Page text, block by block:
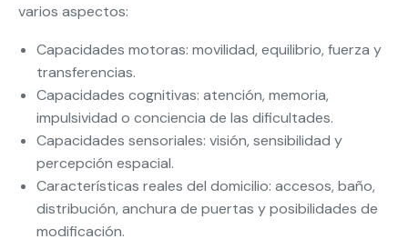
varios aspectos:
Capacidades motoras: movilidad, equilibrio, fuerza y
transferencias.
Capacidades cognitivas: atención, memoria,
impulsividad o conciencia de las dificultades.
Capacidades sensoriales: visión, sensibilidad y
percepción espacial.
Características reales del domicilio: accesos, baño,
distribución, anchura de puertas y posibilidades de
modificación.